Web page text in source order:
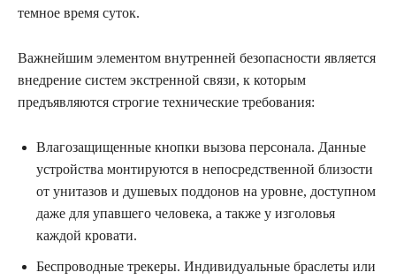
темное время суток.
Важнейшим элементом внутренней безопасности является
внедрение систем экстренной связи, к которым
предъявляются строгие технические требования:
Влагозащищенные кнопки вызова персонала. Данные
устройства монтируются в непосредственной близости
от унитазов и душевых поддонов на уровне, доступном
даже для упавшего человека, а также у изголовья
каждой кровати.
Беспроводные трекеры. Индивидуальные браслеты или